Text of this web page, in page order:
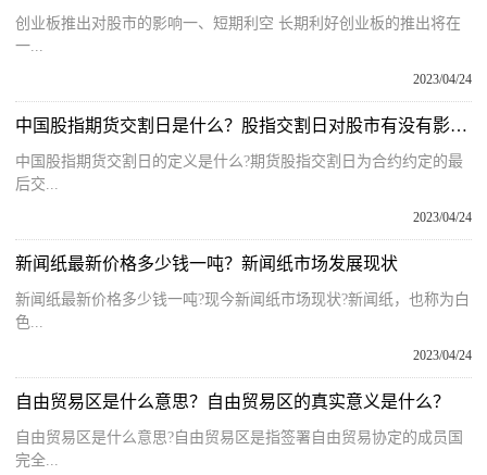
创业板推出对股市的影响一、短期利空 长期利好创业板的推出将在
一...
2023/04/24
中国股指期货交割日是什么？股指交割日对股市有没有影响？
中国股指期货交割日的定义是什么?期货股指交割日为合约约定的最
后交...
2023/04/24
新闻纸最新价格多少钱一吨？新闻纸市场发展现状
新闻纸最新价格多少钱一吨?现今新闻纸市场现状?新闻纸，也称为白
色...
2023/04/24
自由贸易区是什么意思？自由贸易区的真实意义是什么？
自由贸易区是什么意思?自由贸易区是指签署自由贸易协定的成员国
完全...